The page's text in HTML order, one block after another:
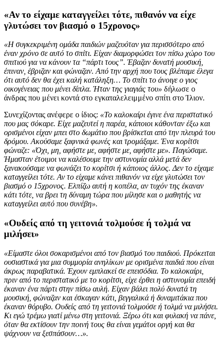
«Αν το είχαμε καταγγείλει τότε, πιθανόν να είχε
γλυτώσει τον βιασμό ο 15χρονος»
«Η συγκεκριμένη ομάδα παιδιών μαζευόταν για περισσότερο από
έναν χρόνο σε αυτό το σπίτι. Είχαν διαμορφώσει τον πίσω χώρο του
σπιτιού για να κάνουν τα “πάρτι τους”. Έβαζαν δυνατή μουσική,
έπιναν, έβριζαν και φώναζαν. Από την αρχή που τους βλέπαμε έλεγα
ότι αυτό δεν θα έχει καλή κατάληξη… Το σπίτι το άνοιγε ο γιος
οικογένειας που μένει δίπλα. Ήταν της γιαγιάς του» δήλωσε ο
άνδρας που μένει κοντά στο εγκαταλελειμμένο σπίτι στο Ίλιον.
Συνεχίζοντας ανέφερε ο ίδιος: «Το καλοκαίρι έγινε ένα περιστατικό
που μας σόκαρε. Είχε μαζευτεί η παρέα, κάποιοι κάθονταν έξω και
ορισμένοι είχαν μπει στο δωμάτιο που βρίσκεται από την πλευρά του
δρόμου. Ακούσαμε ξαφνικά φωνές και τρομάξαμε. Ένα κορίτσι
φώναζε: «Όχι, μη, αφήστε με, αφήστε με, αφήστε με». Παγώσαμε.
Ήμασταν έτοιμοι να καλέσουμε την αστυνομία αλλά μετά δεν
ξανακούσαμε να φωνάζει το κορίτσι ή κάποιος άλλος. Δεν το είχαμε
καταγγείλει τότε. Αν το είχαμε κάνει πιθανόν να είχε γλυτώσει τον
βιασμό ο 15χρονος. Ελπίζω αυτή η κοπέλα, αν τυχόν της έκαναν
κάτι τότε, να βρει τη δύναμη τώρα που μίλησε και ο μαθητής να
καταγγείλει αυτό που συνέβη».
«Ουδείς από τη γειτονιά τολμούσε ή τολμά να
μιλήσει»
«Είμαστε όλοι σοκαρισμένοι από τον βιασμό του παιδιού. Πρόκειται
ουσιαστικά για μια συμμορία ανηλίκων με ορισμένα παιδιά που είναι
άκρως παραβατικά. Έχουν εμπλακεί σε επεισόδια. Το καλοκαίρι,
πριν από το περιστατικό με το κορίτσι, είχε έρθει η αστυνομία επειδή
έκαναν ένα πάρτι στην πίσω αυλή. Είχαν βάλει πολύ δυνατά τη
μουσική, φώναζαν και έσκαγαν κάτι, βεγγαλικά ή δυναμιτάκια που
έκαναν θόρυβο. Ουδείς από τη γειτονιά τολμούσε ή τολμά να μιλήσει.
Κι εγώ τρέμω γιατί μένω στη γειτονιά. Ξέρω ότι και φυλακή να πάνε,
όταν θα εκτίσουν την ποινή τους θα είναι γεμάτοι οργή και θα
ψάχνουν να ξεσπάσουν…».